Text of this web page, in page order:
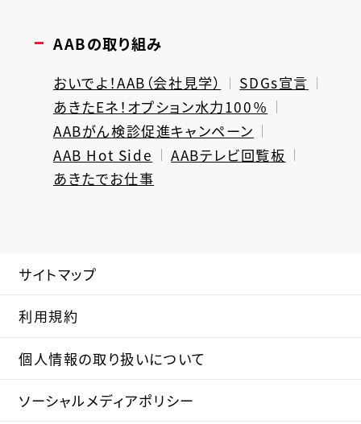
AABの取り組み
おいでよ！AAB（会社見学）
SDGs宣言
あきたEネ！オプション水力100％
AABがん検診促進キャンペーン
AAB Hot Side
AABテレビ回覧板
あきたでお仕事
サイトマップ
利用規約
個人情報の取り扱いについて
ソーシャルメディアポリシー